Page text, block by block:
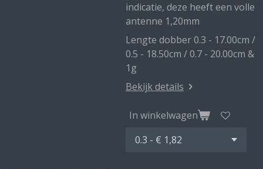
indicatie, deze heeft een volle
antenne 1,20mm
Lengte dobber 0.3 - 17.00cm /
0.5 - 18.50cm / 0.7 - 20.00cm &
1g
Bekijk details
In winkelwagen